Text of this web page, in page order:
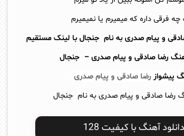
چه فرقی داره که میمیرم یا نمیمیرم
و پیام صدری به نام جنجال با لینک مستقیم
رضا صادقی و پیام صدری – جنجال
پیشواز رضا صادقی و پیام صدری
رضا صادقی و پیام صدری به نام جنجال
دانلود آهنگ با کیفیت 128